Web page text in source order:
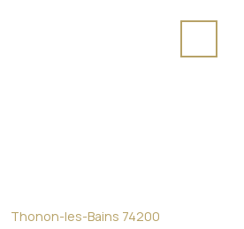
Thonon-les-Bains 74200